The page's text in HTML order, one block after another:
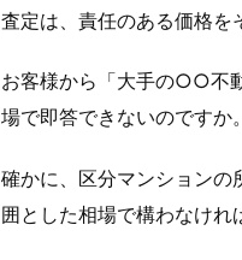
査定は、責任のある価格を
お客様から「大手の○○不
場で即答できないのですか
確かに、区分マンション
囲とした相場で構わなけれ